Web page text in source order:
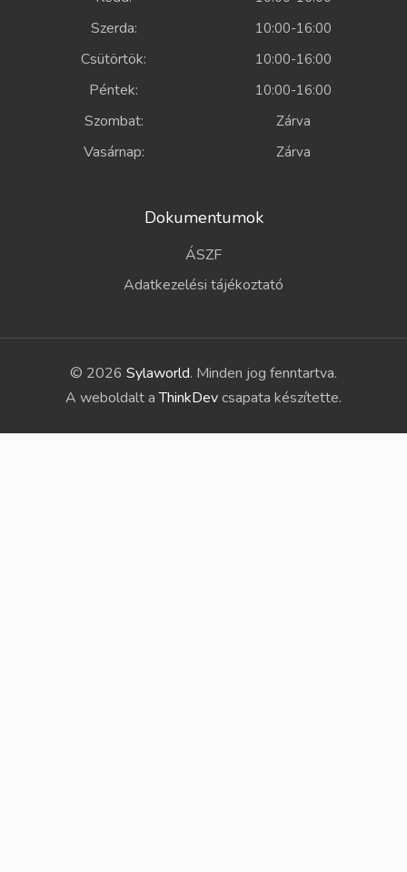
Szerda: 10:00-16:00
Csütörtök: 10:00-16:00
Péntek: 10:00-16:00
Szombat: Zárva
Vasárnap: Zárva
Dokumentumok
ÁSZF
Adatkezelési tájékoztató
© 2026 Sylaworld. Minden jog fenntartva.
A weboldalt aThinkDevcsapata készítette.